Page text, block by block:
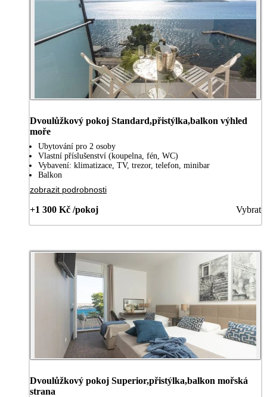
Dvoulůžkový pokoj Standard,přistýlka,balkon výhled
moře
Ubytování pro 2 osoby
Vlastní příslušenství (koupelna, fén, WC)
Vybavení: klimatizace, TV, trezor, telefon, minibar
Balkon
zobrazit podrobnosti
+1 300 Kč /pokoj Vybrat
Dvoulůžkový pokoj Superior,přistýlka,balkon mořská
strana